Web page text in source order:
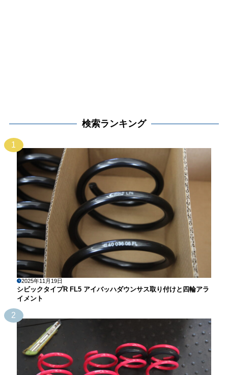
検索ランキング
1
2025年11月19日
シビックタイプR FL5 アイバッハダウンサス取り付けと四輪アラ
イメント
2